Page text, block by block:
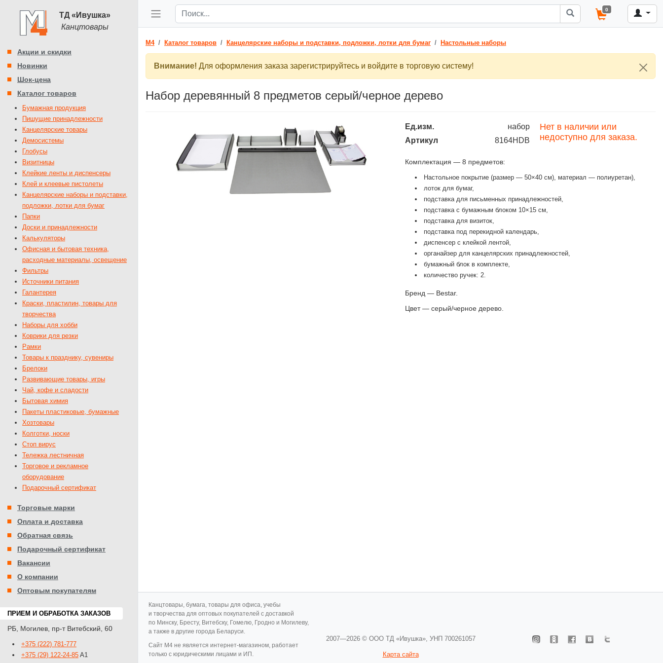
ТД «Ивушка»
Канцтовары
Акции и скидки
Новинки
Шок-цена
Каталог товаров
Бумажная продукция
Пишущие принадлежности
Канцелярские товары
Демосистемы
Глобусы
Визитницы
Клейкие ленты и диспенсеры
Клей и клеевые пистолеты
Канцелярские наборы и подставки,
подложки, лотки для бумаг
Папки
Доски и принадлежности
Калькуляторы
Офисная и бытовая техника,
расходные материалы, освещение
Фильтры
Источники питания
Галантерея
Краски, пластилин, товары для
творчества
Наборы для хобби
Коврики для резки
Рамки
Товары к празднику, сувениры
Брелоки
Развивающие товары, игры
Чай, кофе и сладости
Бытовая химия
Пакеты пластиковые, бумажные
Хозтовары
Колготки, носки
Стоп вирус
Тележка лестничная
Торговое и рекламное
оборудование
Подарочный сертификат
Торговые марки
Оплата и доставка
Обратная связь
Подарочный сертификат
Вакансии
О компании
Оптовым покупателям
ПРИЕМ И ОБРАБОТКА ЗАКАЗОВ
РБ Могилев пр-т Витебский, 60
+375 (222) 781-777
+375 (29) 122-24-85 A1
0
M4 Каталог товаров Канцелярские наборы и подставки, подложки, лотки для бумаг Настольные наборы
Внимание! Для оформления заказа зарегистрируйтесь и войдите в торговую систему!
Набор деревянный 8 предметов серый/черное дерево
Ед.изм.
набор
Артикул
8164HDВ
Нет в наличии или
недоступно для заказа.
Комплектация — 8 предметов:
Настольное покрытие (размер — 50×40 см), материал — полиуретан),
лоток для бумаг,
подставка для письменных принадлежностей,
подставка с бумажным блоком 10×15 см,
подставка для визиток,
подставка под перекидной календарь,
диспенсер с клейкой лентой,
органайзер для канцелярских принадлежностей,
бумажный блок в комплекте,
количество ручек: 2.
Бренд — Bestar.
Цвет — серый/черное дерево.
Канцтовары, бумага, товары для офиса, учебы
и творчества для оптовых покупателей с доставкой
по Минску, Бресту, Витебску, Гомелю, Гродно и Могилеву,
а также в другие города Беларуси.
Cайт M4 не является интернет-магазином, работает
только с юридическими лицами и ИП.
2007—2026 © ООО ТД «Ивушка», УНП 700261057
Карта сайта